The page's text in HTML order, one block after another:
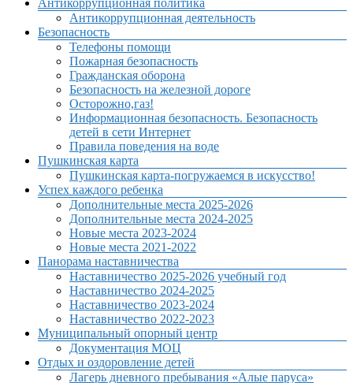
Антикоррупционная политика
Антикоррупционная деятельность
Безопасность
Телефоны помощи
Пожарная безопасность
Гражданская оборона
Безопасность на железной дороге
Осторожно,газ!
Информационная безопасность. Безопасность
детей в сети Интернет
Правила поведения на воде
Пушкинская карта
Пушкинская карта-погружаемся в искусство!
Успех каждого ребенка
Дополнительные места 2025-2026
Дополнительные места 2024-2025
Новые места 2023-2024
Новые места 2021-2022
Панорама наставничества
Наставничество 2025-2026 учебный год
Наставничество 2024-2025
Наставничество 2023-2024
Наставничество 2022-2023
Муниципальный опорный центр
Документация МОЦ
Отдых и оздоровление детей
Лагерь дневного пребывания «Алые паруса»